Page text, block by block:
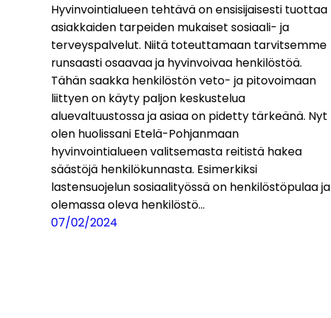
Hyvinvointialueen tehtävä on ensisijaisesti tuottaa
asiakkaiden tarpeiden mukaiset sosiaali- ja
terveyspalvelut. Niitä toteuttamaan tarvitsemme
runsaasti osaavaa ja hyvinvoivaa henkilöstöä.
Tähän saakka henkilöstön veto- ja pitovoimaan
liittyen on käyty paljon keskustelua
aluevaltuustossa ja asiaa on pidetty tärkeänä. Nyt
olen huolissani Etelä-Pohjanmaan
hyvinvointialueen valitsemasta reitistä hakea
säästöjä henkilökunnasta. Esimerkiksi
lastensuojelun sosiaalityössä on henkilöstöpulaa ja
olemassa oleva henkilöstö…
07/02/2024